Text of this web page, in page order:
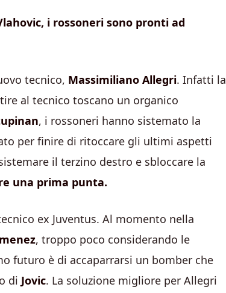
i rossoneri sono pronti ad
tecnico, Massimiliano Allegri. Infatti la
al tecnico toscano un organico
, i rossoneri hanno sistemato la
per finire di ritoccare gli ultimi aspetti
il terzino destro e sbloccare la
una prima punta.
ex Juventus. Al momento nella
, troppo poco considerando le
futuro è di accaparrarsi un bomber che
di Jovic. La soluzione migliore per Allegri